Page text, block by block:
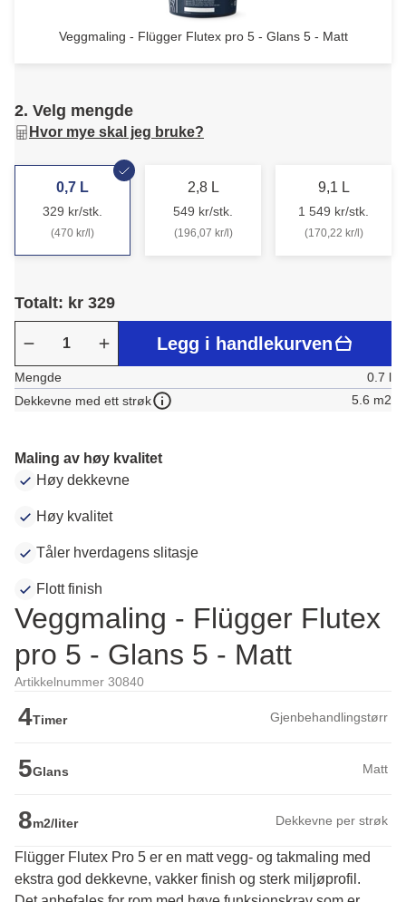
Veggmaling - Flügger Flutex pro 5 - Glans 5 - Matt
2. Velg mengde
Hvor mye skal jeg bruke?
0,7 L
329 kr/stk.
(470 kr/l)
2,8 L
549 kr/stk.
(196,07 kr/l)
9,1 L
1 549 kr/stk.
(170,22 kr/l)
Totalt: kr 329
Legg i handlekurven
Mengde
0.7 l
Dekkevne med ett strøk
5.6 m2
Maling av høy kvalitet
Høy dekkevne
Høy kvalitet
Tåler hverdagens slitasje
Flott finish
Veggmaling - Flügger Flutex
pro 5 - Glans 5 - Matt
Artikkelnummer 30840
4Timer Gjenbehandlingstørr
5Glans Matt
8m2/liter Dekkevne per strøk
Flügger Flutex Pro 5 er en matt vegg- og takmaling med
ekstra god dekkevne, vakker finish og sterk miljøprofil.